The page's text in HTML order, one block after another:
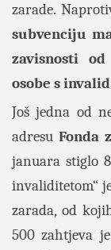
zarade.
subvenciju
zavisnosti
osobe s
Još jedna od
adresu Fonda
januara stiglo
invaliditetom“
zarada, od
500 zahtjeva